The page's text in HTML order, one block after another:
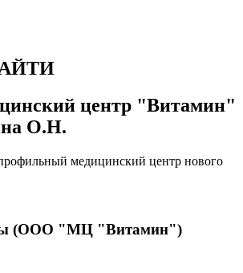
центр "Витамин"
О.Н.
медицинский центр нового
(ООО "МЦ "Витамин")